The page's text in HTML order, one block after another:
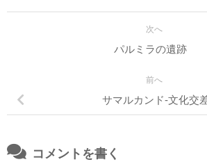
次へ
パルミラの遺跡
前へ
サマルカンド-文化交
コメントを書く